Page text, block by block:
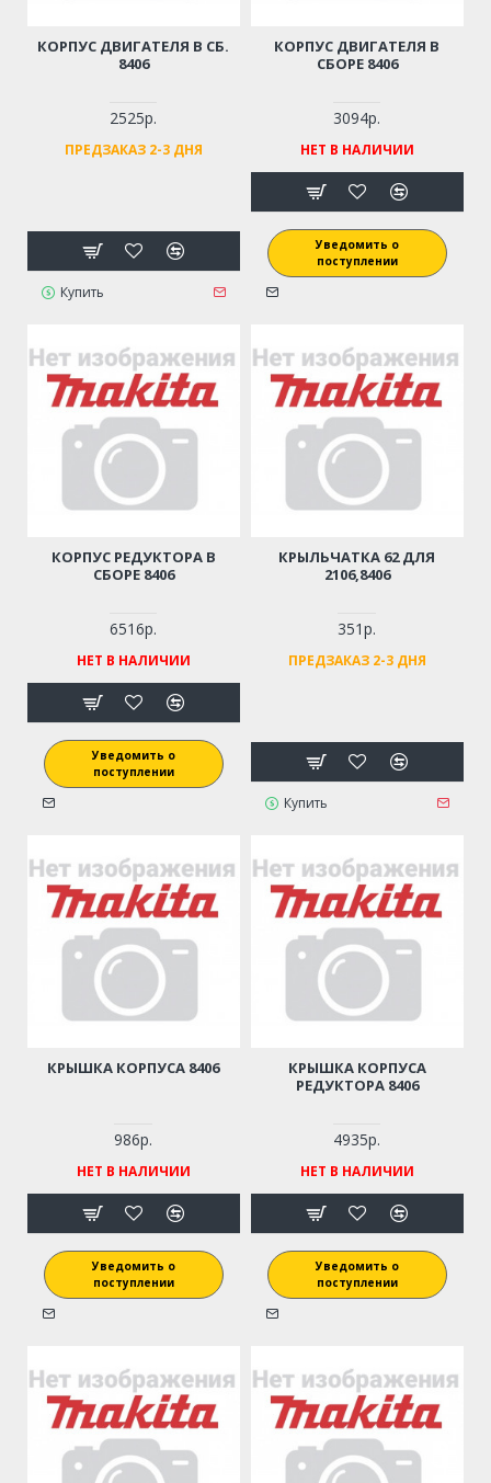
КОРПУС ДВИГАТЕЛЯ В СБ.
8406
2525р.
ПРЕДЗАКАЗ 2-3 ДНЯ
Купить
КОРПУС ДВИГАТЕЛЯ В
СБОРЕ 8406
3094р.
НЕТ В НАЛИЧИИ
Уведомить о
поступлении
КОРПУС РЕДУКТОРА В
СБОРЕ 8406
6516р.
НЕТ В НАЛИЧИИ
Уведомить о
поступлении
КРЫЛЬЧАТКА 62 ДЛЯ
2106,8406
351р.
ПРЕДЗАКАЗ 2-3 ДНЯ
Купить
КРЫШКА КОРПУСА 8406
986р.
НЕТ В НАЛИЧИИ
Уведомить о
поступлении
КРЫШКА КОРПУСА
РЕДУКТОРА 8406
4935р.
НЕТ В НАЛИЧИИ
Уведомить о
поступлении